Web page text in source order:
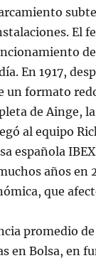
El
En 1917,
un formato
de Ainge,
al equipo
española
años en
que
promedio
en Bolsa, en